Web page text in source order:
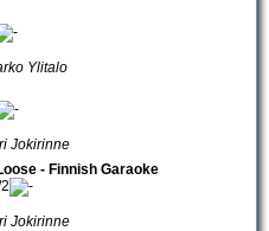
Ylitalo
Jokirinne
- Finnish Garaoke
Jokirinne